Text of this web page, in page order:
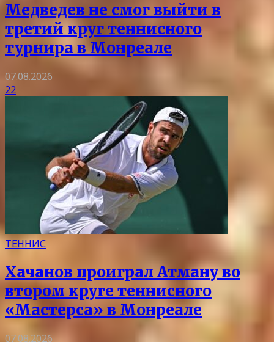
Медведев не смог выйти в
третий круг теннисного
турнира в Монреале
07.08.2026
22
ТЕННИС
Хачанов проиграл Атману во
втором круге теннисного
«Мастерса» в Монреале
07.08.2026